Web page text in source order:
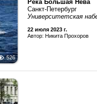
526
Река Большая Нева
Санкт-Петербург
Университетская
22 июля 2023 г.
Автор: Никита Прохоров